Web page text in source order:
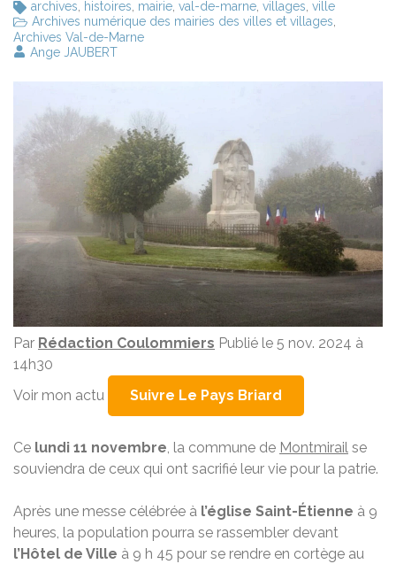
archives
histoires mairie val-de-marne villages ville
Archives numérique des mairies des villes et villages
Archives Val-de-Marne
Ange JAUBERT
Par Rédaction Coulommiers Publié le 5 nov. 2024 à
14h30
Voir mon actu
Suivre Le Pays Briard
Ce lundi 11 novembre, la commune de Montmirail se
souviendra de ceux qui ont sacrifié leur vie pour la patrie.
Après une messe célébrée à l’église Saint-Étienne à 9
heures, la population pourra se rassembler devant
l’Hôtel de Ville à 9 h 45 pour se rendre en cortège au